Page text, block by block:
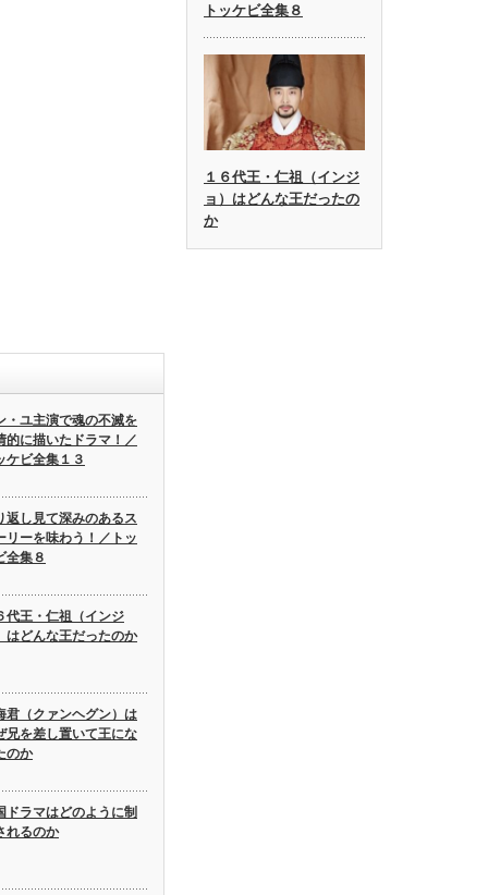
・ユ主演で魂の不滅を
的に描いたドラマ！／
ケビ全集１３
返し見て深みのあるス
リーを味わう！／トッ
全集８
代王・仁祖（インジ
はどんな王だったのか
君（クァンヘグン）は
兄を差し置いて王にな
のか
ドラマはどのように制
れるのか
トッケビ全集８
１６代王・仁祖（インジ
ョ）はどんな王だったの
か